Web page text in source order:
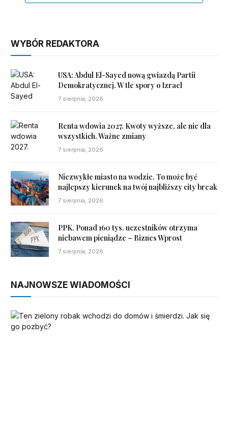
WYBÓR REDAKTORA
USA: Abdul El-Sayed nową gwiazdą Partii
Demokratycznej. W tle spory o Izrael
7 sierpnia, 2026
Renta wdowia 2027. Kwoty wyższe, ale nie dla
wszystkich. Ważne zmiany
7 sierpnia, 2026
Niezwykłe miasto na wodzie. To może być
najlepszy kierunek na twój najbliższy city break
7 sierpnia, 2026
PPK. Ponad 160 tys. uczestników otrzyma
niebawem pieniądze – Biznes Wprost
7 sierpnia, 2026
NAJNOWSZE WIADOMOŚCI